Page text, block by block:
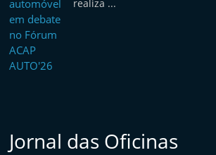
realiza ...
Jornal das Oficinas